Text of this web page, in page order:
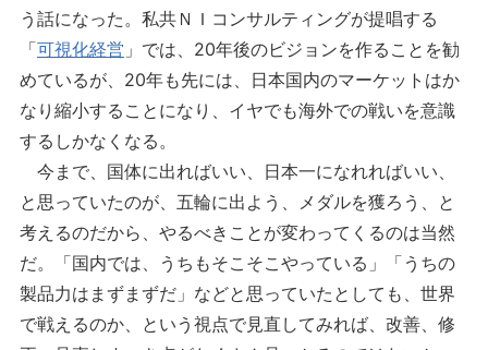
う話になった。私共ＮＩコンサルティングが提唱する
「可視化経営 」では、20年後のビジョンを作ることを勧
めているが、20年も先には、日本国内のマーケットはか
なり縮小することになり、イヤでも海外での戦いを意識
するしかなくなる。
今まで、国体に出ればいい、日本一になれればいい、
と思っていたのが、五輪に出よう、メダルを獲ろう、と
考えるのだから、やるべきことが変わってくるのは当然
だ。「国内では、うちもそこそこやっている」「うちの
製品力はまずまずだ」などと思っていたとしても、世界
で戦えるのか、という視点で見直してみれば、改善、修